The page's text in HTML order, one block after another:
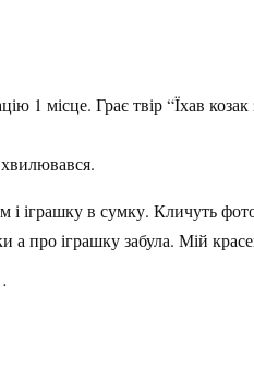
1 місце. Грає твір “Їхав
і іграшку в сумку. Кличуть
про іграшку забула. Мій